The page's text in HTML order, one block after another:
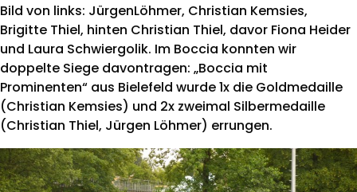
Bild von links: JürgenLöhmer, Christian Kemsies,
Brigitte Thiel, hinten Christian Thiel, davor Fiona Heider
und Laura Schwiergolik. Im Boccia konnten wir
doppelte Siege davontragen: „Boccia mit
Prominenten“ aus Bielefeld wurde 1x die Goldmedaille
(Christian Kemsies) und 2x zweimal Silbermedaille
(Christian Thiel, Jürgen Löhmer) errungen.